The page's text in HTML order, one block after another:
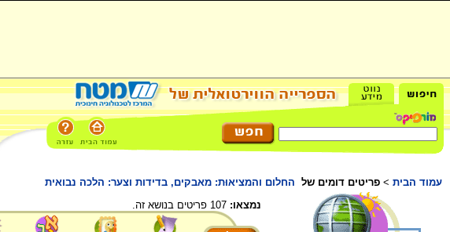
עמוד הבית > פריטים דומים של החלום והמציאוּת: מאבקים, בדידות וצער: הלכה נבואית
נמצאו: